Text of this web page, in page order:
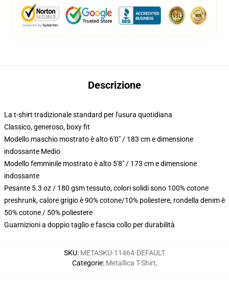
Descrizione
La t-shirt tradizionale standard per l'usura quotidiana
Classico, generoso, boxy fit
Modello maschio mostrato è alto 6'0" / 183 cm e dimensione
indossante Medio
Modello femminile mostrato è alto 5'8" / 173 cm e dimensione
indossante
Pesante 5.3 oz / 180 gsm tessuto, colori solidi sono 100% cotone
preshrunk, calore grigio è 90% cotone/10% poliestere, rondella denim è
50% cotone / 50% poliestere
Guarnizioni a doppio taglio e fascia collo per durabilità
SKU: METASKU-11464-DEFAULT
Categorie: Metallica T-Shirt,